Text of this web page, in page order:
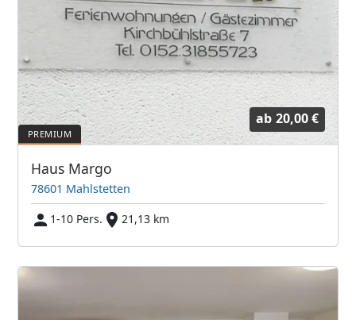
ab 20,00 €
Haus Margo
78601 Mahlstetten
1-10 Pers.
21,13 km